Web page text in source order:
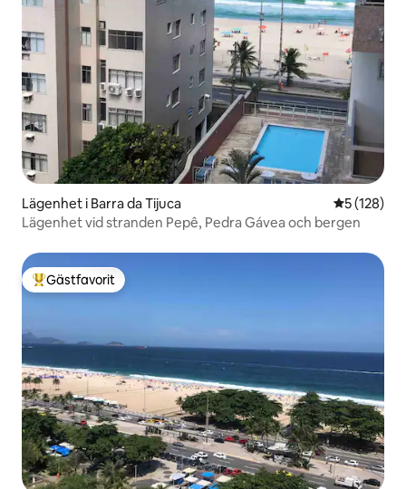
Lägenhet i Barra da Tijuca 5 av 5 i
5 (128)
Lägenhet vid stranden Pepê, Pedra Gávea och bergen
Populär gästfavorit
Gästfavorit